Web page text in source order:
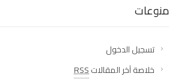
منوعات
تسجيل الدخول
خلاصة آخر المقالاتRSS